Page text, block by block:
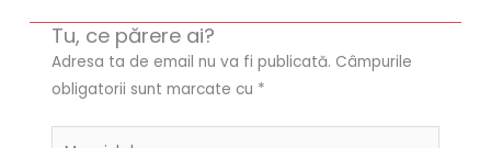
Tu, ce părere ai?
Adresa ta de email nu va fi publicată. Câmpurile
obligatorii sunt marcate cu *